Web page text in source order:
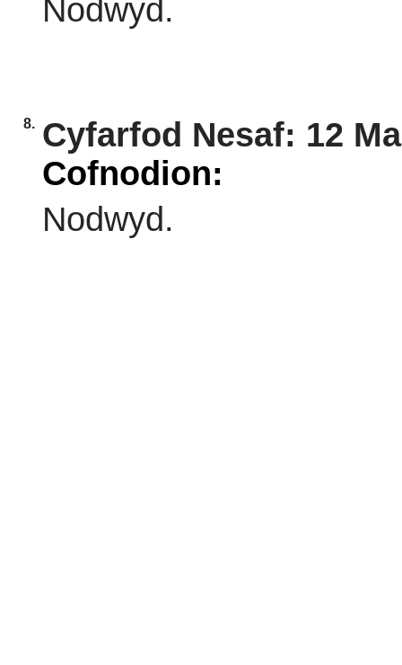
Nodwyd.
8. Cyfarfod Nesaf: 12
Cofnodion:
Nodwyd.